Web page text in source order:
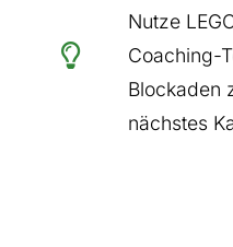
Nutze
Coaching-
Blockaden
nächstes